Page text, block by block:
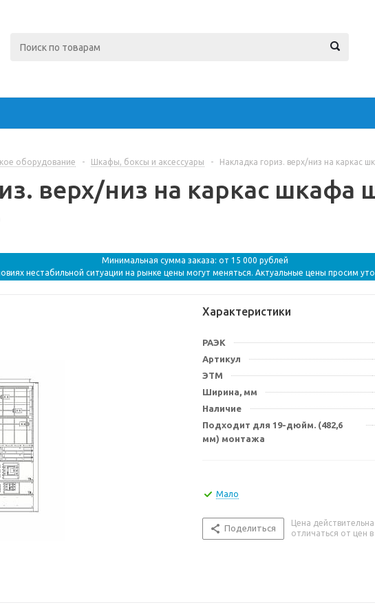
оборудование - Шкафы, боксы и аксессуары - Накладка гориз. верх/низ на каркас
верх/низ на каркас шкафа
Минимальная сумма заказа: от 15 000 рублей
нестабильной ситуации на рынке цены могут меняться. Актуальные цены просим
Характеристики
РАЭК
Артикул
ЭТМ
Ширина, мм
Наличие
Подходит для 19-дюйм. (482,6
мм) монтажа
Мало
Поделиться
Цена
отличаться от цен